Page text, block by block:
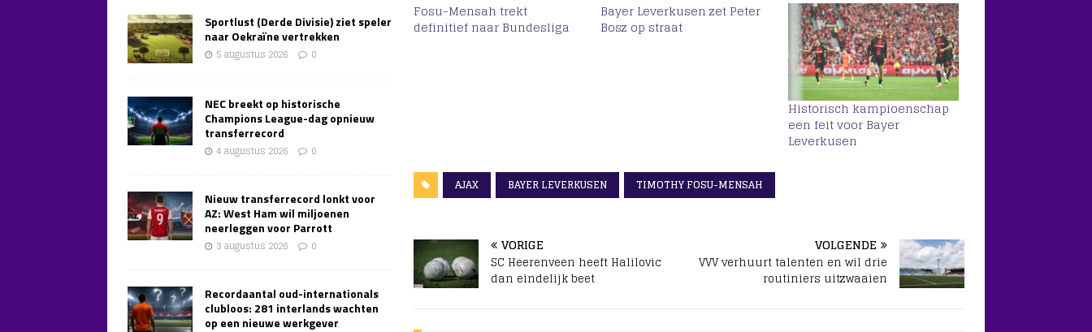
Fosu-Mensah trekt
definitief naar Bundesliga
Bayer Leverkusen zet Peter
Bosz op straat
Historisch kampioenschap
een feit voor Bayer
Leverkusen
AJAX BAYER LEVERKUSEN TIMOTHY FOSU-MENSAH
VORIGE
SC Heerenveen heeft Halilovic
dan eindelijk beet
VOLGENDE
VVV verhuurt talenten en wil drie
routiniers uitzwaaien
Sportlust (Derde Divisie) ziet speler
naar Oekraïne vertrekken
5 augustus 2026 0
NEC breekt op historische
Champions League-dag opnieuw
transferrecord
4 augustus 2026 0
Nieuw transferrecord lonkt voor
AZ: West Ham wil miljoenen
neerleggen voor Parrott
3 augustus 2026 0
Recordaantal oud-internationals
clubloos: 281 interlands wachten
op een nieuwe werkgever